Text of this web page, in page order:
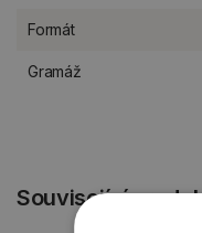
Formát
Gramáž
Související